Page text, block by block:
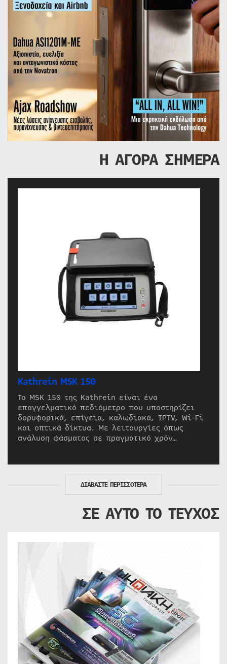
Η ΑΓΟΡΑ ΣΗΜΕΡΑ
Kathrein MSK 150
Το MSK 150 της Kathrein είναι ένα
επαγγελματικό πεδιόμετρο που υποστηρίζει
δορυφορικά, επίγεια, καλωδιακά, IPTV, Wi-Fi
και οπτικά δίκτυα. Με λειτουργίες όπως
ανάλυση φάσματος σε πραγματικό χρόν…
ΔΙΑΒΑΣΤΕ ΠΕΡΙΣΣΟΤΕΡΑ
ΣΕ ΑΥΤΟ ΤΟ ΤΕΥΧΟΣ